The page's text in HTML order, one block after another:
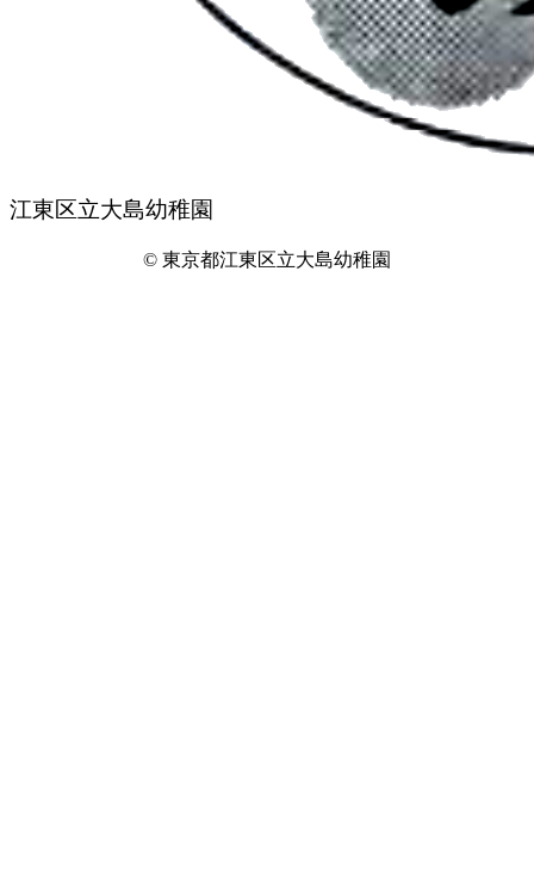
江東区立大島幼稚園
© 東京都江東区立大島幼稚園